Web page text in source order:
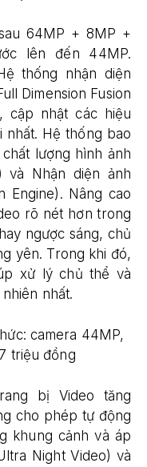
64MP + 8MP +
lên đến 44MP.
thống nhận diện
Dimension Fusion
cập nhật các hiệu
nhất. Hệ thống bao
lượng hình ảnh
và Nhận diện ảnh
Engine). Nâng cao
rõ nét hơn trong
ngược sáng, chủ
yên. Trong khi đó,
xử lý chủ thể và
nhất.
bị Video tăng
cho phép tự động
khung cảnh và áp
Night Video) và